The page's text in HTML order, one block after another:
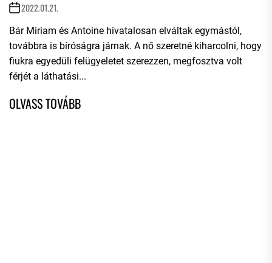
2022.01.21.
Bár Miriam és Antoine hivatalosan elváltak egymástól,
továbbra is bíróságra járnak. A nő szeretné kiharcolni, hogy
fiukra egyedüli felügyeletet szerezzen, megfosztva volt
férjét a láthatási...